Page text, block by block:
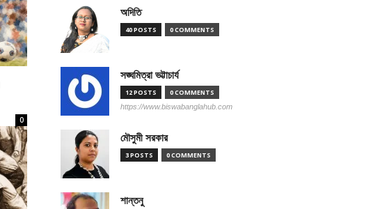
0
অদিতি
40 POSTS 0 COMMENTS
সঙ্ঘমিত্রা ভট্টাচার্য
12 POSTS 0 COMMENTS
https://www.biswabanglahub.com
মৌসুমী সরকার
3 POSTS 0 COMMENTS
শান্তনু